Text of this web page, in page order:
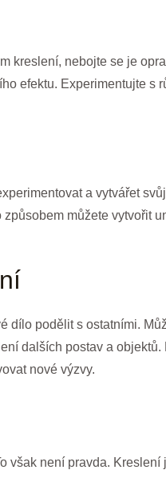
kreslení, nebojte se je
efektu. Experimentujte s
a vytvářet
můžete vytvořit
dílo podělit s ostatními.
dalších postav a
nové výzvy.
však není pravda.